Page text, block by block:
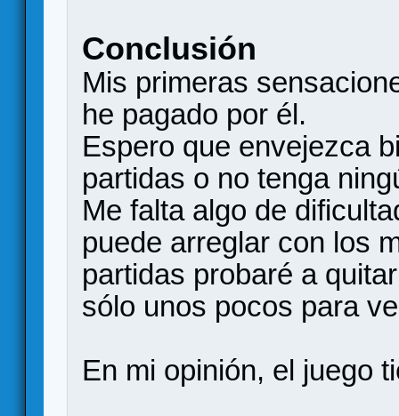
Conclusión
Mis primeras
he pagado por él.
Espero que envejezca
partidas o no tenga
Me falta algo de
puede arreglar con los
partidas probaré a
sólo unos pocos para
En mi opinión, el juego